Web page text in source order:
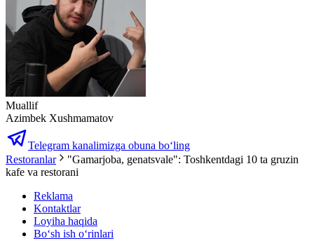
Muallif
Azimbek Xushmamatov
Telegram kanalimizga obuna bo‘ling
Restoranlar
"Gamarjoba, genatsvale": Toshkentdagi 10 ta gruzin
kafe va restorani
Reklama
Kontaktlar
Loyiha haqida
Bo‘sh ish o‘rinlari